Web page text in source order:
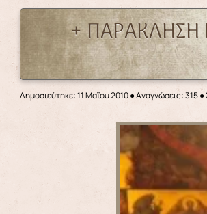
+ ΠΑΡΑΚΛΗΣΗ
Δημοσιεύτηκε: 11 Μαΐου 2010●Αναγνώσεις: 315●